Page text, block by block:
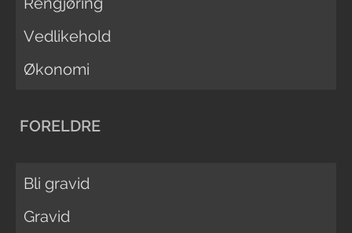
Vedlikehold
Økonomi
FORELDRE
Bli gravid
Gravid